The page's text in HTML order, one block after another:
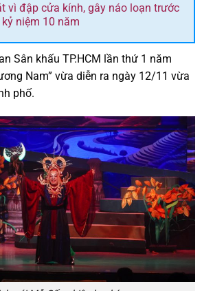
vì đập cửa kính, gây náo loạn trước
niệm 10 năm
Sân khấu TP.HCM lần thứ 1 năm
Nam” vừa diễn ra ngày 12/11 vừa
phố.